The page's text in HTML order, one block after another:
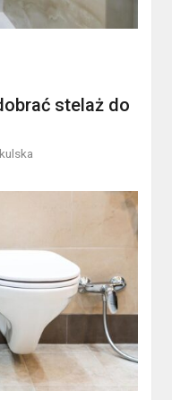
stelaż do